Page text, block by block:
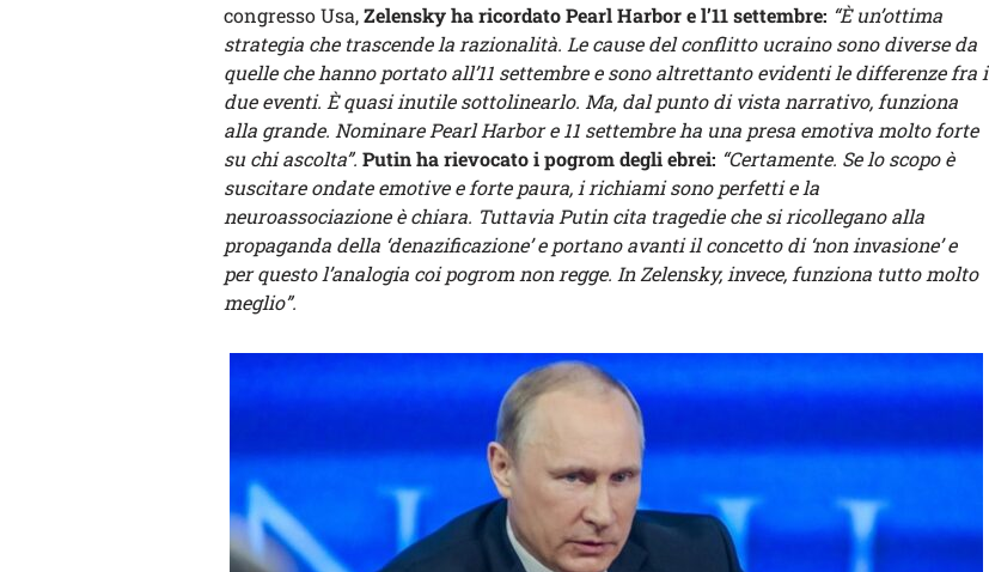
congresso Usa,Zelensky ha ricordato Pearl Harbor e l’11 settembre: “È un’ottima
strategia che trascende la razionalità. Le cause del conflitto ucraino sono diverse da
quelle che hanno portato all’11 settembre e sono altrettanto evidenti le differenze fra i
due eventi. È quasi inutile sottolinearlo. Ma, dal punto di vista narrativo, funziona
alla grande. Nominare Pearl Harbor e 11 settembre ha una presa emotiva molto forte
su chi ascolta”. Putin ha rievocato i pogrom degli ebrei: “Certamente. Se lo scopo è
suscitare ondate emotive e forte paura, i richiami sono perfetti e la
neuroassociazione è chiara. Tuttavia Putin cita tragedie che si ricollegano alla
propaganda della ‘denazificazione’ e portano avanti il concetto di ‘non invasione’ e
per questo l’analogia coi pogrom non regge. In Zelensky, invece, funziona tutto molto
meglio”.